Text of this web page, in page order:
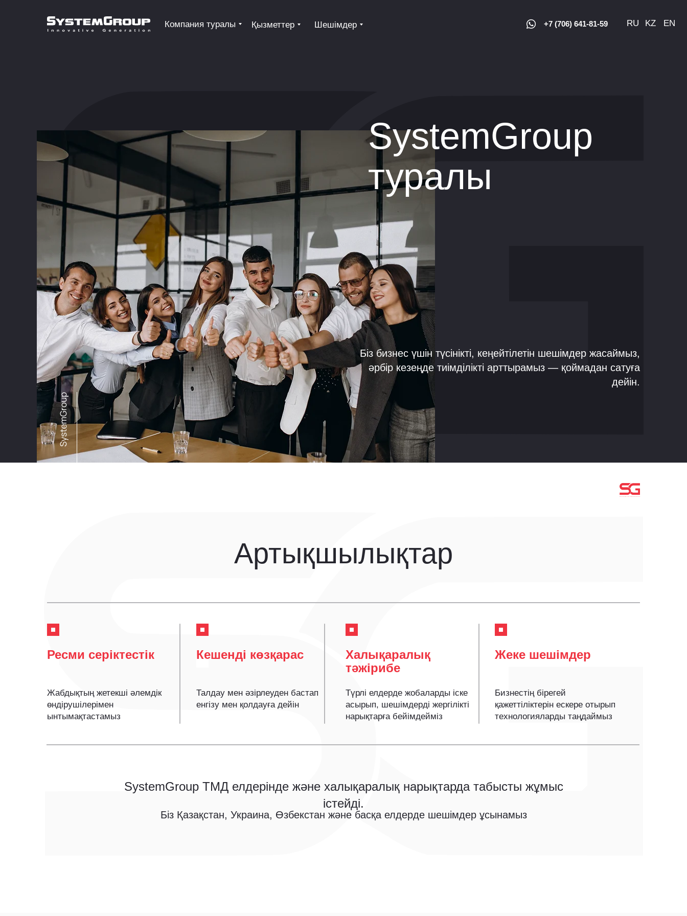
RU KZ EN
+7 (706) 641-81-59
Қызметтер Шешімдер
Компания туралы
SystemGroup
туралы
Біз бизнес үшін түсінікті, кеңейтілетін шешімдер жасаймыз,
әрбір кезеңде тиімділікті арттырамыз — қоймадан сатуға
дейін.
SystemGroup ТМД елдерінде және халықаралық нарықтарда табысты жұмыс
істейді.
Ресми серіктестік
Жабдықтың жетекші әлемдік
өндірушілерімен
ынтымақтастамыз
Кешенді көзқарас
Талдау мен әзірлеуден бастап
енгізу мен қолдауға дейін
Халықаралық
тәжірибе
Түрлі елдерде жобаларды іске
асырып, шешімдерді жергілікті
нарықтарға бейімдейміз
Біз Қазақстан, Украина, Өзбекстан және басқа елдерде шешімдер ұсынамыз
Жеке шешімдер
Бизнестің бірегей
қажеттіліктерін ескере отырып
технологияларды таңдаймыз
Артықшылықтар